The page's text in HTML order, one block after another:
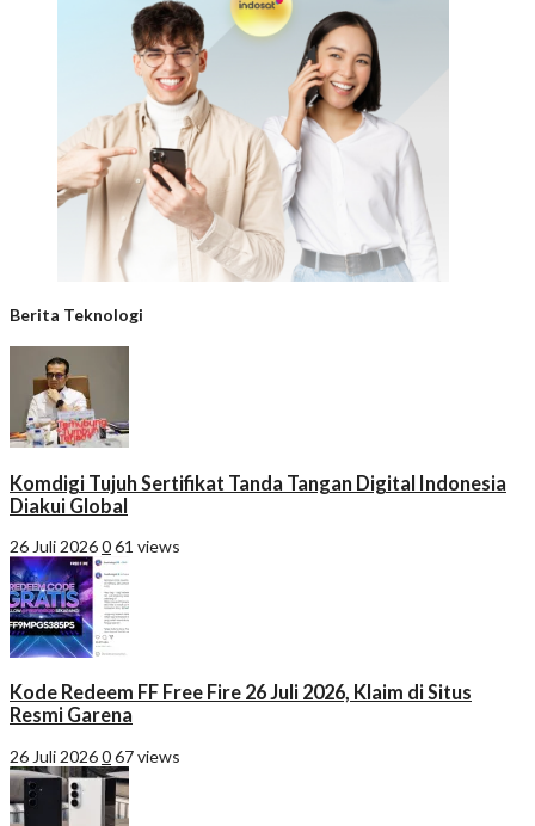
Berita Teknologi
Komdigi Tujuh Sertifikat Tanda Tangan Digital Indonesia
Diakui Global
26 Juli 2026061 views
Kode Redeem FF Free Fire 26 Juli 2026, Klaim di Situs
Resmi Garena
26 Juli 2026067 views